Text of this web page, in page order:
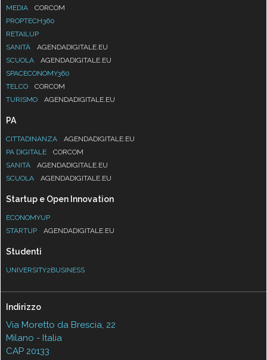
MEDIA
CORCOM
PROPTECH360
RETAILUP
SANITÀ
AGENDADIGITALE.EU
SCUOLA
AGENDADIGITALE.EU
SPACECONOMY360
TELCO
CORCOM
TURISMO
AGENDADIGITALE.EU
PA
CITTADINANZA
AGENDADIGITALE.EU
PA DIGITALE
CORCOM
SANITÀ
AGENDADIGITALE.EU
SCUOLA
AGENDADIGITALE.EU
Startup e Open Innovation
ECONOMYUP
STARTUP
AGENDADIGITALE.EU
Studenti
UNIVERSITY2BUSINESS
Indirizzo
Via Moretto da Brescia, 22
Milano - Italia
CAP 20133